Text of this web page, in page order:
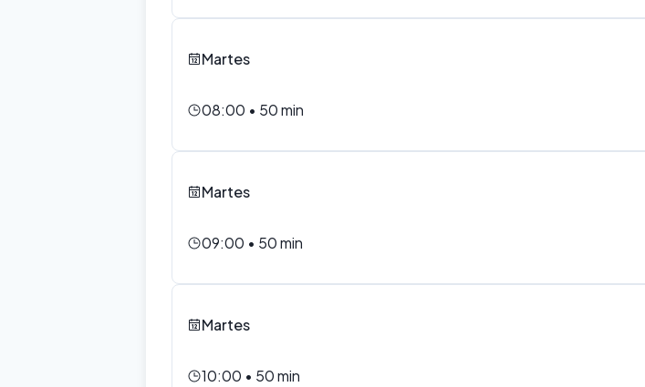
Martes
08:00 • 50min
Martes
09:00 • 50min
Martes
10:00 • 50min